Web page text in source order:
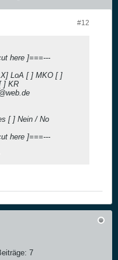
#12
here ]===---
LoA [ ] MKO [ ]
] KR
[ ] Nein / No
here ]===---
7